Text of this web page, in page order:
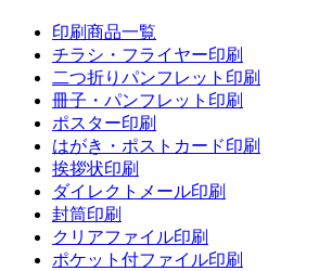
印刷商品一覧
チラシ・フライヤー印刷
二つ折りパンフレット印刷
冊子・パンフレット印刷
ポスター印刷
はがき・ポストカード印刷
挨拶状印刷
ダイレクトメール印刷
封筒印刷
クリアファイル印刷
ポケット付ファイル印刷